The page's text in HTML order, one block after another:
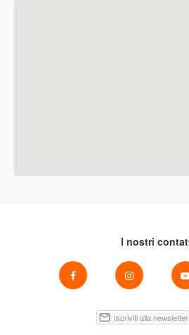
I nostri